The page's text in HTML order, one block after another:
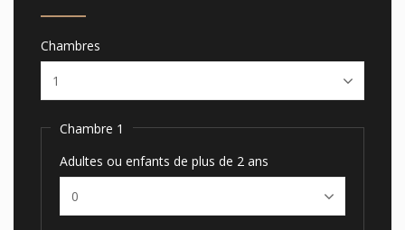
Chambres
Chambre 1
Adultes ou enfants de plus de 2 ans